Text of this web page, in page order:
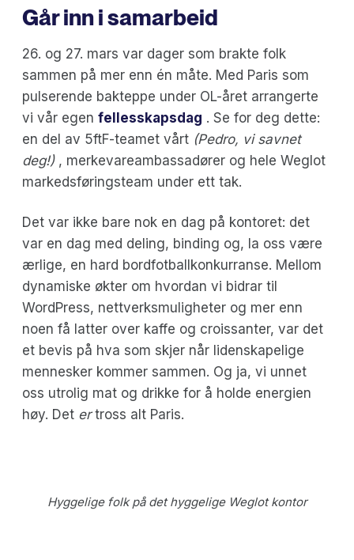
Går inn i samarbeid
26. og 27. mars var dager som brakte folk
sammen på mer enn én måte. Med Paris som
pulserende bakteppe under OL-året arrangerte
vi vår egen fellesskapsdag . Se for deg dette:
en del av 5ftF-teamet vårt (Pedro, vi savnet
deg!), merkevareambassadører og hele Weglot
markedsføringsteam under ett tak.
Det var ikke bare nok en dag på kontoret: det
var en dag med deling, binding og, la oss være
ærlige, en hard bordfotballkonkurranse. Mellom
dynamiske økter om hvordan vi bidrar til
WordPress, nettverksmuligheter og mer enn
noen få latter over kaffe og croissanter, var det
et bevis på hva som skjer når lidenskapelige
mennesker kommer sammen. Og ja, vi unnet
oss utrolig mat og drikke for å holde energien
høy. Det ertross alt Paris.
Hyggelige folk på det hyggelige Weglot kontor